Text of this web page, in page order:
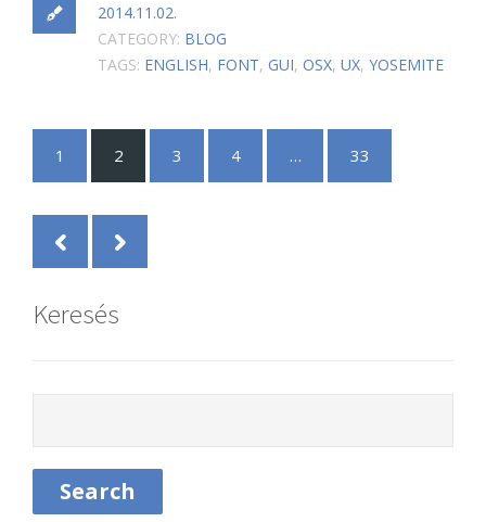
2014.11.02.
CATEGORY: BLOG
TAGS: ENGLISH, FONT, GUI, OSX, UX, YOSEMITE
1 2 3 4 … 33
Keresés